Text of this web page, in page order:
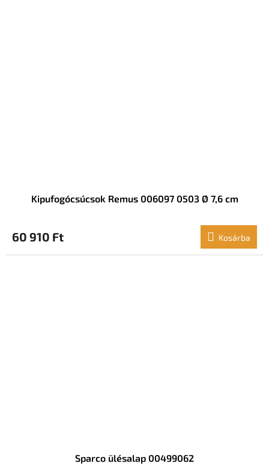
Kipufogócsúcsok Remus 006097 0503 Ø 7,6 cm
60 910 Ft Kosárba
Sparco ülésalap 00499062